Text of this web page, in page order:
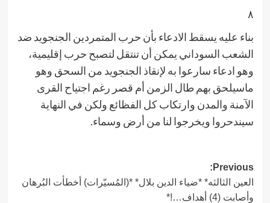
٨
بناء عليه يسقط الادعاء بأن حرب المتمردين الجنجويد ضد
الشعب السوداني يمكن أن تنتقل لتصبح حرب إقليمية،
وهو ادعاء سارعوا به لإنقاذ الجنجويد من السحق وهو
ماسيلحق بهم طال الزمن أم قصر رغم اجتياح القرى
الآمنة والمدن وارتكاب كل الفظائع ولكن في النهاية
سيندحروا ويخرجوا لنا من أرض وسماء.
Post
navigation
Previous:
العين الثالثه* *ضياء الدين بلال* *(المُسيّرات) أخطأت البُرهان
وأصابت (4) أهداف…!*